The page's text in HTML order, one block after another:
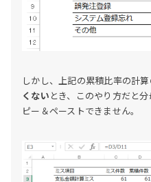
しかし、上記の累積比率の計
くない とき、このやり方だと
ピー＆ペーストできません。